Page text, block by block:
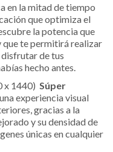
en la mitad de tiempo
que optimiza el
la potencia que
que te permitirá realizar
de tus
hecho antes.
x 1440) Súper
experiencia visual
gracias a la
y su densidad de
únicas en cualquier